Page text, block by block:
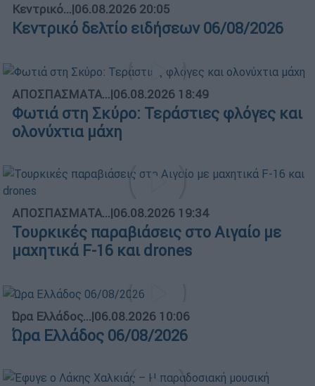
Κεντρικό...|06.08.2026 20:05
Κεντρικό δελτίο ειδήσεων 06/08/2026
ΑΠΟΣΠΑΣΜΑΤΑ...|06.08.2026 18:49
Φωτιά στη Σκύρο: Τεράστιες φλόγες και
ολονύχτια μάχη
ΑΠΟΣΠΑΣΜΑΤΑ...|06.08.2026 19:34
Τουρκικές παραβιάσεις στο Αιγαίο με
μαχητικά F-16 και drones
Ώρα Ελλάδος...|06.08.2026 10:06
Ώρα Ελλάδος 06/08/2026